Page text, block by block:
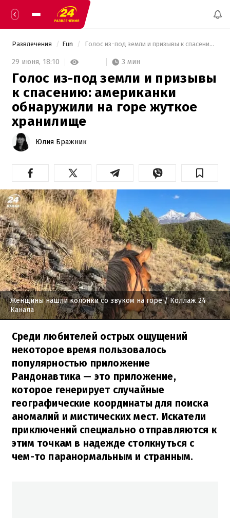
Развлечения Fun Голос из-под земли и призывы к спасению: американки обнаружили на горе жуткое хранилище
29 июня, 18:10 3 мин
Голос из-под земли и призывы
к спасению: американки
обнаружили на горе жуткое
хранилище
Юлия Бражник
Женщины нашли колонки со звуком на горе/ Коллаж 24
Канала
Среди любителей острых ощущений
некоторое время пользовалось
популярностью приложение
Рандонавтика — это приложение,
которое генерирует случайные
географические координаты для поиска
аномалий и мистических мест. Искатели
приключений специально отправляются к
этим точкам в надежде столкнуться с
чем-то паранормальным и странным.